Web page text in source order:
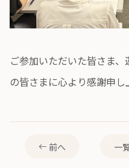
ご参加いただいた皆さま
の皆さまに心より感謝申し
前へ 一